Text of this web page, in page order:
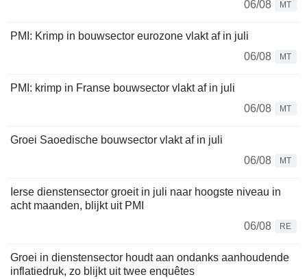
06/08
MT
PMI: Krimp in bouwsector eurozone vlakt af in juli
06/08
MT
PMI: krimp in Franse bouwsector vlakt af in juli
06/08
MT
Groei Saoedische bouwsector vlakt af in juli
06/08
MT
Ierse dienstensector groeit in juli naar hoogste niveau in
acht maanden, blijkt uit PMI
06/08
RE
Groei in dienstensector houdt aan ondanks aanhoudende
inflatiedruk, zo blijkt uit twee enquêtes